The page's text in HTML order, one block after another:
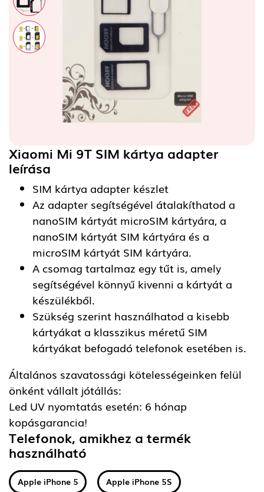
Xiaomi Mi 9T SIM kártya adapter
leírása
SIM kártya adapter készlet
Az adapter segítségével átalakíthatod a
nanoSIM kártyát microSIM kártyára, a
nanoSIM kártyát SIM kártyára és a
microSIM kártyát SIM kártyára.
A csomag tartalmaz egy tűt is, amely
segítségével könnyű kivenni a kártyát a
készülékből.
Szükség szerint használhatod a kisebb
kártyákat a klasszikus méretű SIM
kártyákat befogadó telefonok esetében is.
Általános szavatossági kötelességeinken felül
önként vállalt jótállás:
Led UV nyomtatás esetén: 6 hónap
kopásgarancia!
Telefonok, amikhez a termék
használható
Apple iPhone 5 Apple iPhone 5S